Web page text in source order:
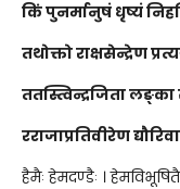
किं पुनर्मानुषं धृष्यं
तथोक्तो राक्षसेन्द्रेण
ततस्त्विन्द्रजिता लङ्का
रराजाप्रतिवीरेण
हैमैः हेमदण्डैः ।